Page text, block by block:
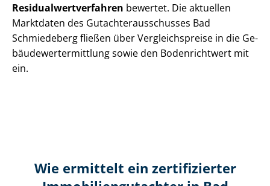
Re­si­du­al­wert­ver­fah­ren bewertet. Die aktuellen
Marktdaten des Gut­ach­ter­aus­schus­ses Bad
Schmiedeberg fließen über Ver­gleichs­prei­se in die Ge­
bäu­de­wert­ermitt­lung sowie den Bodenrichtwert mit
ein.
Wie ermittelt ein zertifizierter